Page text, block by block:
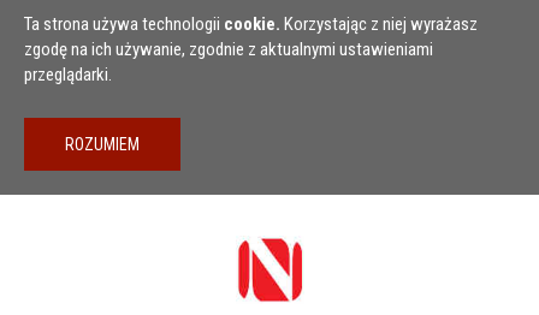
Przejdź do treści
Ta strona używa technologii cookie. Korzystając z niej wyrażasz
zgodę na ich używanie, zgodnie z aktualnymi ustawieniami
przeglądarki.